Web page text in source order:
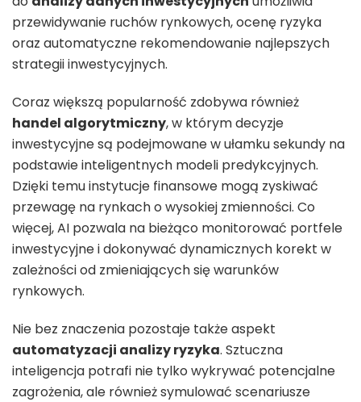
przewidywanie ruchów rynkowych, ocenę ryzyka
oraz automatyczne rekomendowanie najlepszych
strategii inwestycyjnych.
Coraz większą popularność zdobywa również
handel algorytmiczny, w którym decyzje
inwestycyjne są podejmowane w ułamku sekundy na
podstawie inteligentnych modeli predykcyjnych.
Dzięki temu instytucje finansowe mogą zyskiwać
przewagę na rynkach o wysokiej zmienności. Co
więcej, AI pozwala na bieżąco monitorować portfele
inwestycyjne i dokonywać dynamicznych korekt w
zależności od zmieniających się warunków
rynkowych.
Nie bez znaczenia pozostaje także aspekt
automatyzacji analizy ryzyka. Sztuczna
inteligencja potrafi nie tylko wykrywać potencjalne
zagrożenia, ale również symulować scenariusze